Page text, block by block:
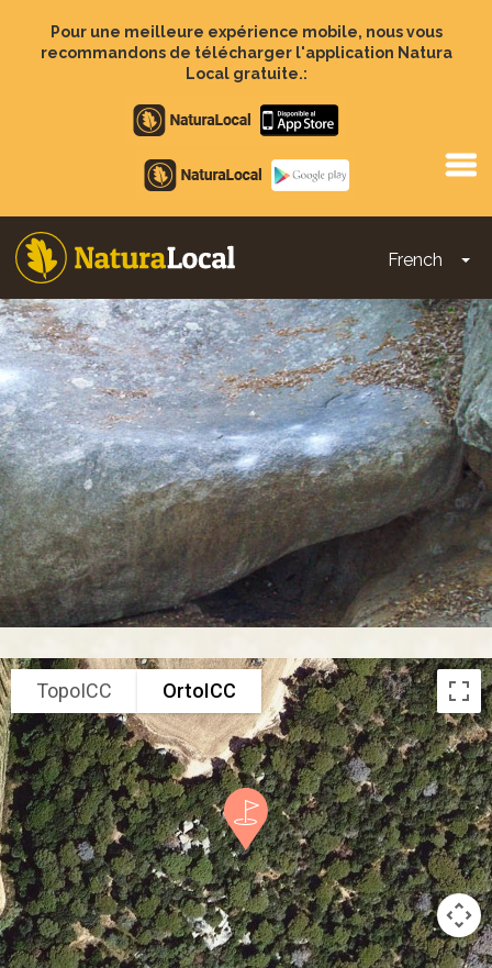
contenu
Pour une meilleure expérience mobile, nous vous
recommandons de télécharger l'application Natura
Local gratuite.:
Apple
store
Google
Play
French
Main
navigation
TopoICC OrtoICC